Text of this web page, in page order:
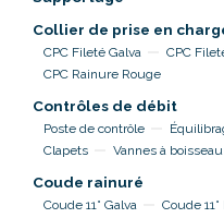
Collier de prise en
CPC Fileté Galva CPC
CPC Rainure Rouge
Contrôles de débit
Poste de contrôle
Clapets
Vannes à boisseau
Coude rainuré
Coude 11° Galva Coude